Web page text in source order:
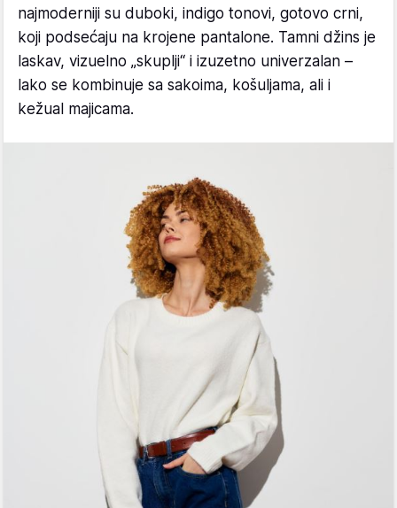
najmoderniji su duboki, indigo tonovi, gotovo crni,
koji podsećaju na krojene pantalone. Tamni džins je
laskav, vizuelno „skuplji“ i izuzetno univerzalan –
lako se kombinuje sa sakoima, košuljama, ali i
kežual majicama.